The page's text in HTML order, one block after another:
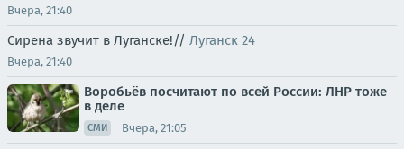
Вчера, 21:40
Сирена звучит в Луганске!// Луганск 24
Вчера, 21:40
Воробьёв посчитают по всей России: ЛНР тоже
в деле
СМИ Вчера, 21:05